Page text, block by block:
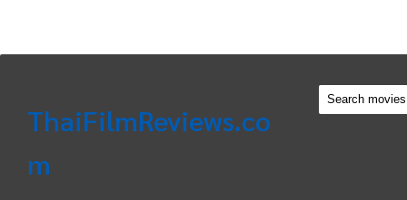
ThaiFilmReviews.co
m